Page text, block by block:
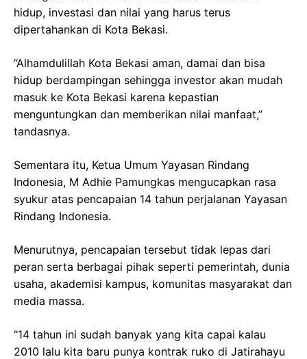
hidup, investasi dan nilai yang harus terus
dipertahankan di Kota Bekasi.
“Alhamdulillah Kota Bekasi aman, damai dan bisa
hidup berdampingan sehingga investor akan mudah
masuk ke Kota Bekasi karena kepastian
menguntungkan dan memberikan nilai manfaat,”
tandasnya.
Sementara itu, Ketua Umum Yayasan Rindang
Indonesia, M Adhie Pamungkas mengucapkan rasa
syukur atas pencapaian 14 tahun perjalanan Yayasan
Rindang Indonesia.
Menurutnya, pencapaian tersebut tidak lepas dari
peran serta berbagai pihak seperti pemerintah, dunia
usaha, akademisi kampus, komunitas masyarakat dan
media massa.
“14 tahun ini sudah banyak yang kita capai kalau
2010 lalu kita baru punya kontrak ruko di Jatirahayu